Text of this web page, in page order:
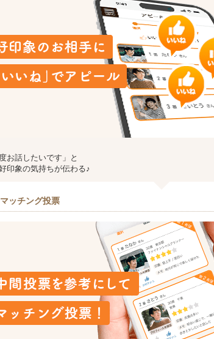
お話したいです」と
印象の気持ちが伝わる♪
マッチング投票